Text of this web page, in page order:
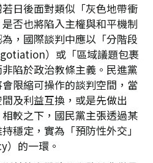
日後面對類似「灰色地帶衝
否也將陷入主權與和平機制
，國際談判中應以「分階段
）或「區域議題包裹
陷於政治教條主義。民進黨
限縮可操作的談判空間，當
及利益互換，或是先做出
相較之下，國民黨主張透過某
穩定，實為「預防性外交」
的一環。